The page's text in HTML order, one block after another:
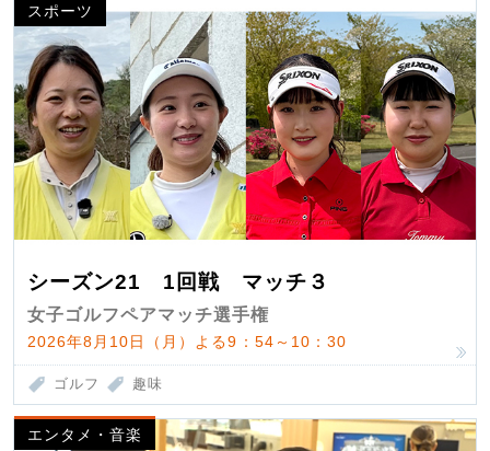
スポーツ
シーズン21 1回戦 マッチ３
女子ゴルフペアマッチ選手権
2026年8月10日（月）よる9：54～10：30
ゴルフ 趣味
エンタメ・音楽